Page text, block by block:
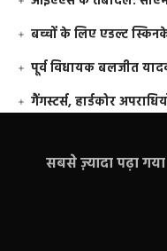
बच्चों के लिए एडल्ट
पूर्व विधायक बलजीत
गैंगस्टर्स, हार्डकोर
सबसे ज़्यादा पढ़ा गया